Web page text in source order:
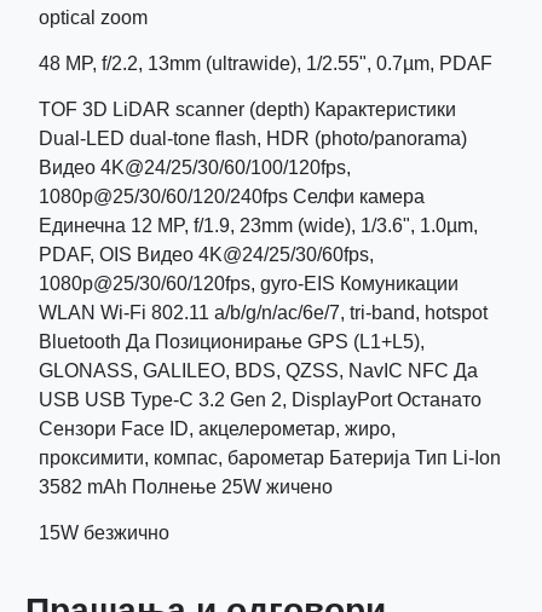
optical zoom
48 MP, f/2.2, 13mm (ultrawide), 1/2.55", 0.7µm, PDAF
TOF 3D LiDAR scanner (depth) Карактеристики
Dual-LED dual-tone flash, HDR (photo/panorama)
Видео 4K@24/25/30/60/100/120fps,
1080p@25/30/60/120/240fps Селфи камера
Единечна 12 MP, f/1.9, 23mm (wide), 1/3.6", 1.0µm,
PDAF, OIS Видео 4K@24/25/30/60fps,
1080p@25/30/60/120fps, gyro-EIS Комуникации
WLAN Wi-Fi 802.11 a/b/g/n/ac/6e/7, tri-band, hotspot
Bluetooth Да Позиционирање GPS (L1+L5),
GLONASS, GALILEO, BDS, QZSS, NavIC NFC Да
USB USB Type-C 3.2 Gen 2, DisplayPort Останато
Сензори Face ID, акцелерометар, жиро,
проксимити, компас, барометар Батерија Тип Li-Ion
3582 mAh Полнење 25W жичено
15W безжично